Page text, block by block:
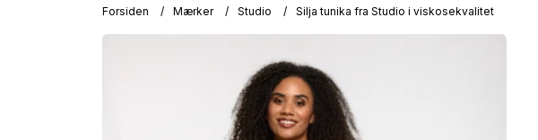
Forsiden / Mærker / Studio / Silja tunika fra Studio i viskosekvalitet